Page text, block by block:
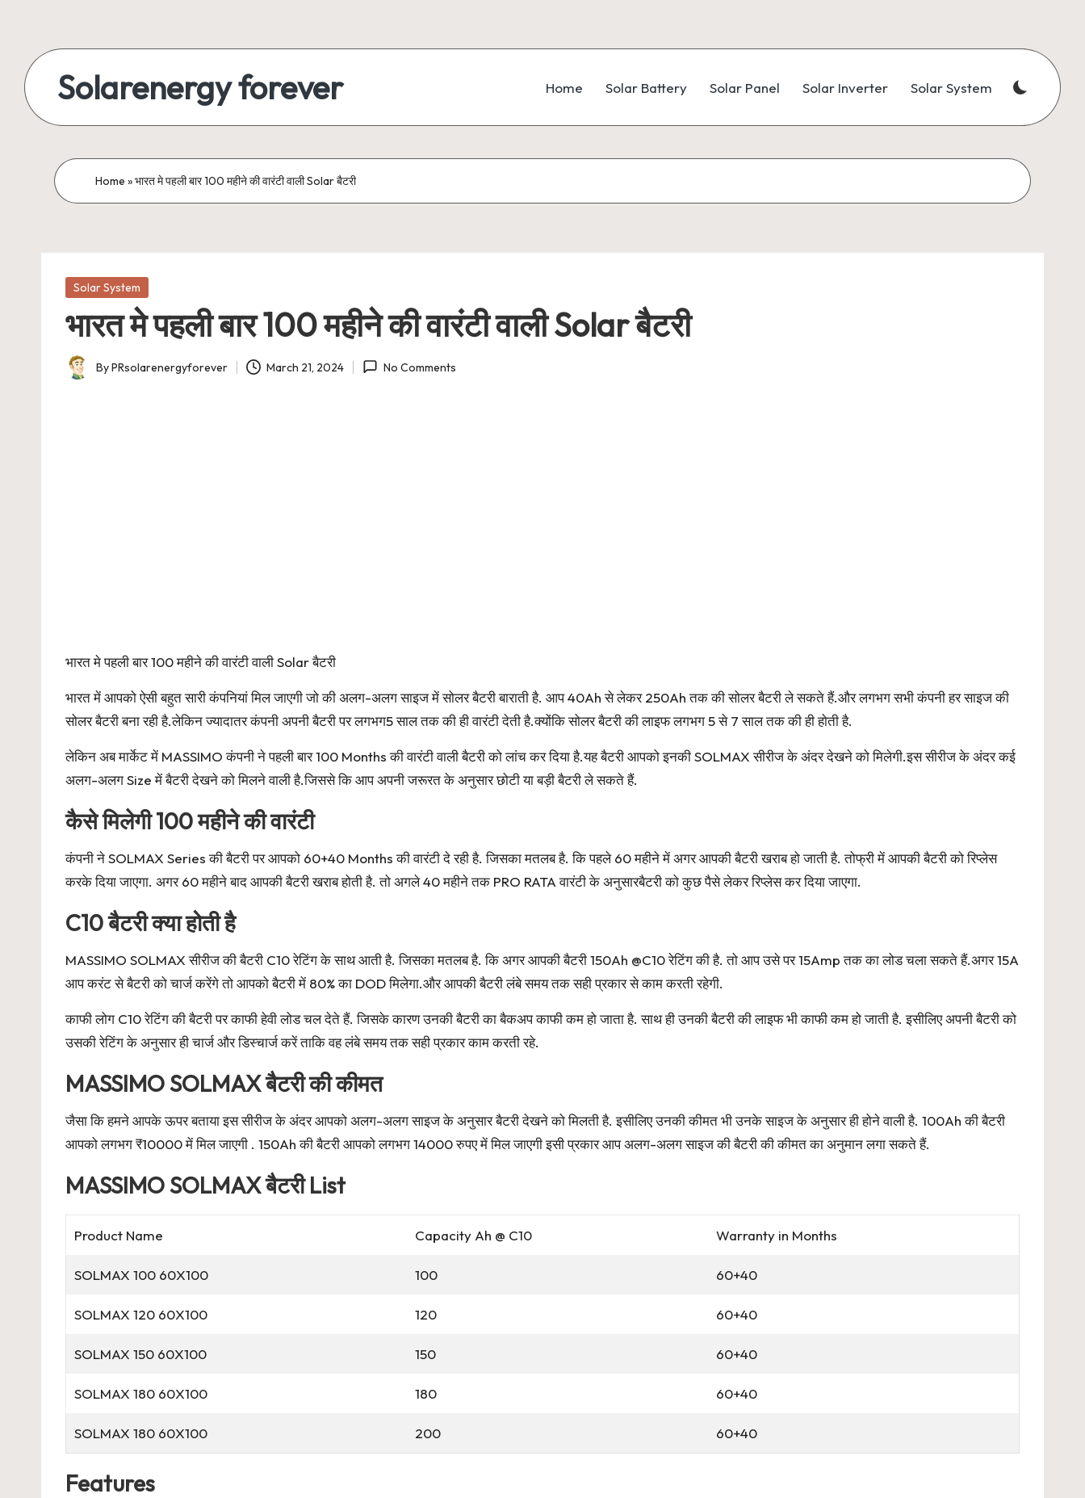
content
Solarenergy forever
बिजली
Home Solar Battery Solar Panel Solar Inverter Solar System
Home »भारत मे पहली बार 100 महीने की वारंटी वाली Solar बैटरी
Posted
Solar System
भारत मे पहली बार 100 महीने की वारंटी वाली Solar बैटरी
Posted
ByPRsolarenergyforever March 21, 2024 No Comments
भारत मे पहली बार 100 महीने की वारंटी वाली Solar बैटरी
भारत में आपको ऐसी बहुत सारी कंपनियां मिल जाएगी जो की अलग-अलग साइज में सोलर बैटरी बाराती है. आप 40Ah से लेकर 250Ah तक की सोलर बैटरी ले सकते हैं.और लगभग सभी कंपनी हर साइज की
सोलर बैटरी बना रही है.लेकिन ज्यादातर कंपनी अपनी बैटरी पर लगभग5 साल तक की ही वारंटी देती है.क्योंकि सोलर बैटरी की लाइफ लगभग 5 से 7 साल तक की ही होती है.
लेकिन अब मार्केट में MASSIMO कंपनी ने पहली बार 100 Months की वारंटी वाली बैटरी को लांच कर दिया है.यह बैटरी आपको इनकी SOLMAX सीरीज के अंदर देखने को मिलेगी.इस सीरीज के अंदर कई
अलग-अलग Size में बैटरी देखने को मिलने वाली है.जिससे कि आप अपनी जरूरत के अनुसार छोटी या बड़ी बैटरी ले सकते हैं.
कैसे मिलेगी 100 महीने की वारंटी
कंपनी ने SOLMAX Series की बैटरी पर आपको 60+40 Months की वारंटी दे रही है. जिसका मतलब है. कि पहले 60 महीने में अगर आपकी बैटरी खराब हो जाती है. तोफ्री में आपकी बैटरी को रिप्लेस
करके दिया जाएगा. अगर 60 महीने बाद आपकी बैटरी खराब होती है. तो अगले 40 महीने तक PRO RATA वारंटी के अनुसारबैटरी को कुछ पैसे लेकर रिप्लेस कर दिया जाएगा.
C10 बैटरी क्या होती है
MASSIMO SOLMAX सीरीज की बैटरी C10 रेटिंग के साथ आती है. जिसका मतलब है. कि अगर आपकी बैटरी 150Ah @C10 रेटिंग की है. तो आप उसे पर 15Amp तक का लोड चला सकते हैं.अगर 15A
आप करंट से बैटरी को चार्ज करेंगे तो आपको बैटरी में 80% का DOD मिलेगा.और आपकी बैटरी लंबे समय तक सही प्रकार से काम करती रहेगी.
काफी लोग C10 रेटिंग की बैटरी पर काफी हेवी लोड चल देते हैं. जिसके कारण उनकी बैटरी का बैकअप काफी कम हो जाता है. साथ ही उनकी बैटरी की लाइफ भी काफी कम हो जाती है. इसीलिए अपनी बैटरी को
उसकी रेटिंग के अनुसार ही चार्ज और डिस्चार्ज करें ताकि वह लंबे समय तक सही प्रकार काम करती रहे.
MASSIMO SOLMAX बैटरी की कीमत
जैसा कि हमने आपके ऊपर बताया इस सीरीज के अंदर आपको अलग-अलग साइज के अनुसार बैटरी देखने को मिलती है. इसीलिए उनकी कीमत भी उनके साइज के अनुसार ही होने वाली है. 100Ah की बैटरी
आपको लगभग ₹10000 में मिल जाएगी . 150Ah की बैटरी आपको लगभग 14000 रुपए में मिल जाएगी इसी प्रकार आप अलग-अलग साइज की बैटरी की कीमत का अनुमान लगा सकते हैं.
MASSIMO SOLMAX बैटरी List
Product Name Capacity Ah @ C10 Warranty in Months
SOLMAX 100 60X100 100 60+40
SOLMAX 120 60X100 120 60+40
SOLMAX 150 60X100 150 60+40
SOLMAX 180 60X100 180 60+40
SOLMAX 180 60X100 200 60+40
Features